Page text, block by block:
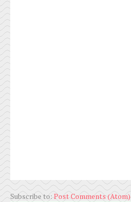
Subscribe to:Post Comments (Atom)